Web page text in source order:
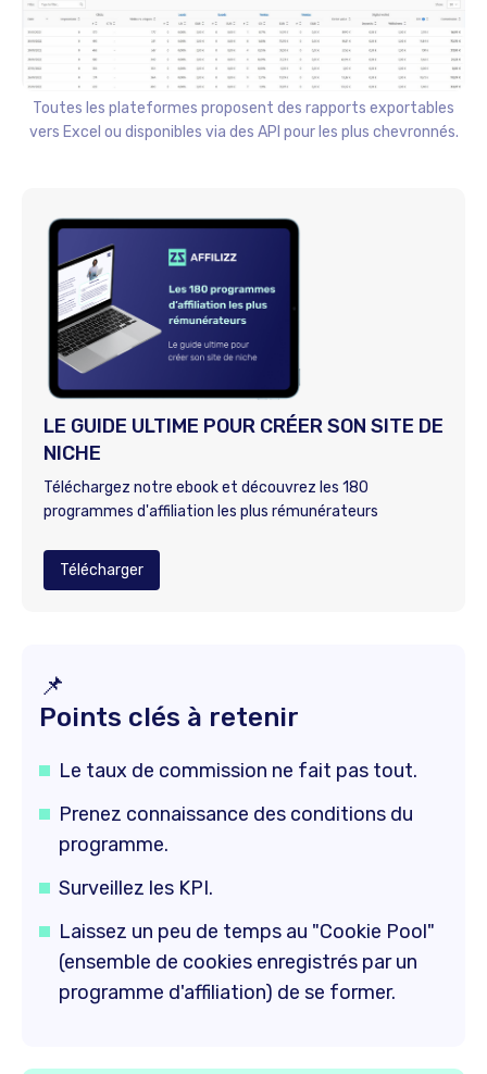
Toutes les plateformes proposent des rapports exportables
vers Excel ou disponibles via des API pour les plus chevronnés.
LE GUIDE ULTIME POUR CRÉER SON SITE DE
NICHE
Téléchargez notre ebook et découvrez les 180
programmes d'affiliation les plus rémunérateurs
Télécharger
📌
Points clés à retenir
Le taux de commission ne fait pas tout.
Prenez connaissance des conditions du
programme.
Surveillez les KPI.
Laissez un peu de temps au "Cookie Pool"
(ensemble de cookies enregistrés par un
programme d'affiliation) de se former.